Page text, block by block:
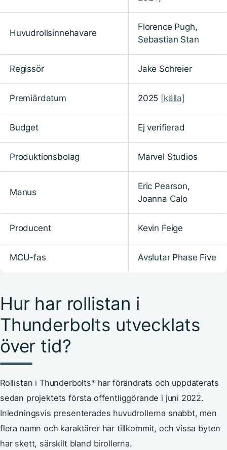
Huvudrollsinnehavare
Florence Pugh,
Sebastian Stan
Regissör Jake Schreier
Premiärdatum 2025 [källa]
Budget Ej verifierad
Produktionsbolag Marvel Studios
Manus
Eric Pearson,
Joanna Calo
Producent Kevin Feige
MCU-fas Avslutar Phase Five
Hur har rollistan i
Thunderbolts utvecklats
över tid?
Rollistan i Thunderbolts* har förändrats och uppdaterats
sedan projektets första offentliggörande i juni 2022.
Inledningsvis presenterades huvudrollerna snabbt, men
flera namn och karaktärer har tillkommit, och vissa byten
har skett, särskilt bland birollerna.